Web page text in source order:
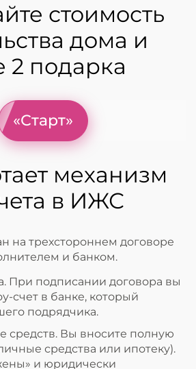
стоимость
дома и
2 подарка
«Старт»
механизм
в ИЖС
на трехстороннем договоре
и банком.
При подписании договора вы
счет в банке, который
подрядчика.
средств. Вы вносите полную
средства или ипотеку).
и юридически